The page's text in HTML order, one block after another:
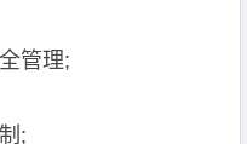
管理;
;